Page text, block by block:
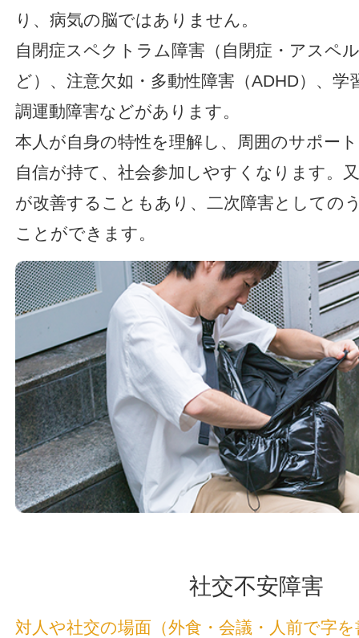
り、病気の脳ではありません。
自閉症スペクトラム障害（自閉症・アスペ
ど）、注意欠如・多動性障害（ADHD）、学
調運動障害などがあります。
本人が自身の特性を理解し、周囲のサポー
自信が持て、社会参加しやすくなります。
が改善することもあり、二次障害としての
ことができます。
社交不安障害
対人や社交の場面（外食・会議・人前で字